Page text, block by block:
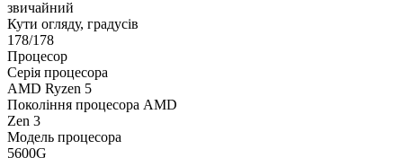
звичайний
Кути огляду, градусів
178/178
Процесор
Серія процесора
AMD Ryzen 5
Покоління процесора AMD
Zen 3
Модель процесора
5600G